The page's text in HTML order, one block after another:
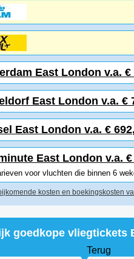
East London v.a. €
East London v.a. €
East London v.a. €
East London v.a. €
voor vluchten die binnen 6
kosten en boekingskosten
goedkope vliegtickets
Terug